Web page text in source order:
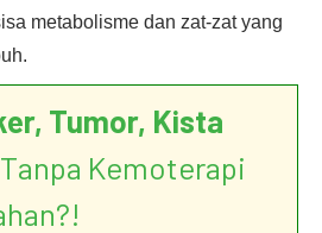
metabolisme dan zat-zat yang
Tumor, Kista
Kemoterapi